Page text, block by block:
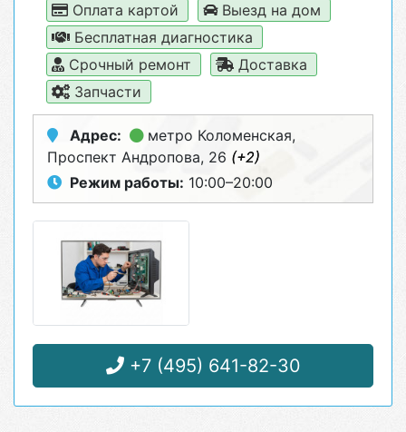
Оплата картой
Выезд на дом
Бесплатная диагностика
Срочный ремонт
Доставка
Запчасти
Адрес: метро Коломенская,
Проспект Андропова, 26 (+2)
Режим работы: 10:00–20:00
+7 (495) 641-82-30